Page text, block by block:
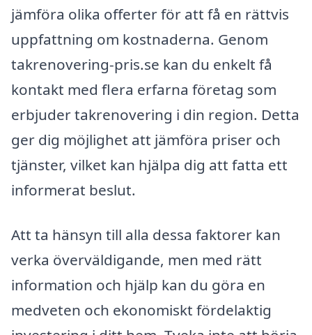
jämföra olika offerter för att få en rättvis
uppfattning om kostnaderna. Genom
takrenovering-pris.se kan du enkelt få
kontakt med flera erfarna företag som
erbjuder takrenovering i din region. Detta
ger dig möjlighet att jämföra priser och
tjänster, vilket kan hjälpa dig att fatta ett
informerat beslut.
Att ta hänsyn till alla dessa faktorer kan
verka överväldigande, men med rätt
information och hjälp kan du göra en
medveten och ekonomiskt fördelaktig